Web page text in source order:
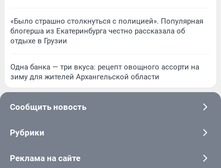
«Было страшно столкнуться с полицией». Популярная
блогерша из Екатеринбурга честно рассказала об
отдыхе в Грузии
Одна банка — три вкуса: рецепт овощного ассорти на
зиму для жителей Архангельской области
Сообщить новость
Рубрики
Реклама на сайте